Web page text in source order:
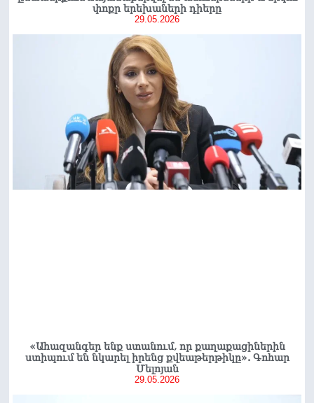
փոքր երեխաների դիերը
29.05.2026
«Ահազանգեր ենք ստանում, որ քաղաքացիներին
ստիպում են նկարել իրենց քվեաթերթիկը». Գոհար
Մելոյան
29.05.2026